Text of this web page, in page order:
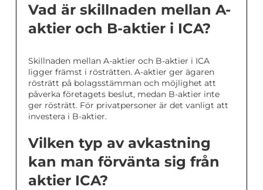
Vad är skillnaden mellan A-
aktier och B-aktier i ICA?
Skillnaden mellan A-aktier och B-aktier i ICA
ligger främst i rösträtten. A-aktier ger ägaren
rösträtt på bolagsstämman och möjlighet att
påverka företagets beslut, medan B-aktier inte
ger rösträtt. För privatpersoner är det vanligt att
investera i B-aktier.
Vilken typ av avkastning
kan man förvänta sig från
aktier ICA?